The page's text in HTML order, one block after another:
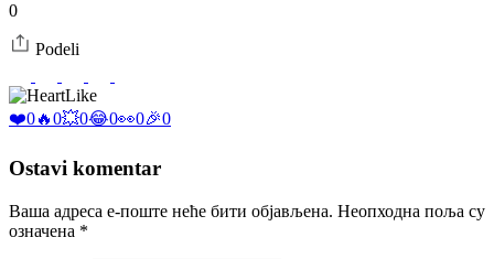
0
Podeli
Like
❤️0🔥0💥0😂0👀0🎉0
Ostavi komentar
Ваша адреса е-поште неће бити објављена. Неопходна поља су
означена *